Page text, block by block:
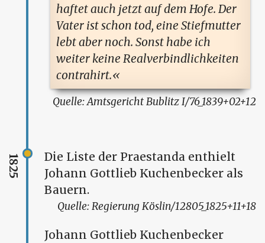
haftet auch jetzt auf dem Hofe. Der
Vater ist schon tod, eine Stiefmutter
lebt aber noch. Sonst habe ich
weiter keine Realverbindlichkeiten
contrahirt.
Amtsgericht Bublitz I/76_1839+02+12
1825
Die Liste der Praestanda enthielt
Johann Gottlieb Kuchenbecker als
Bauern.
Regierung Köslin/12805_1825+11+18
Johann Gottlieb Kuchenbecker